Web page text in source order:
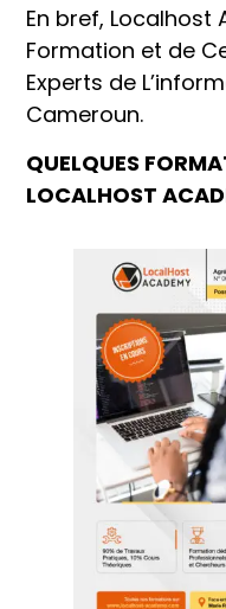
En bref,
Formation et de
Experts de
Cameroun.
QUELQUES
LOCALHOST